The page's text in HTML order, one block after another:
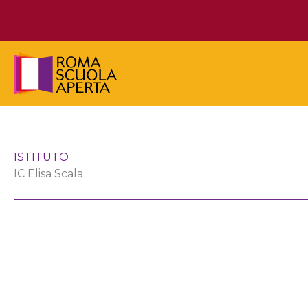
contenuto
ISTITUTO
IC Elisa Scala